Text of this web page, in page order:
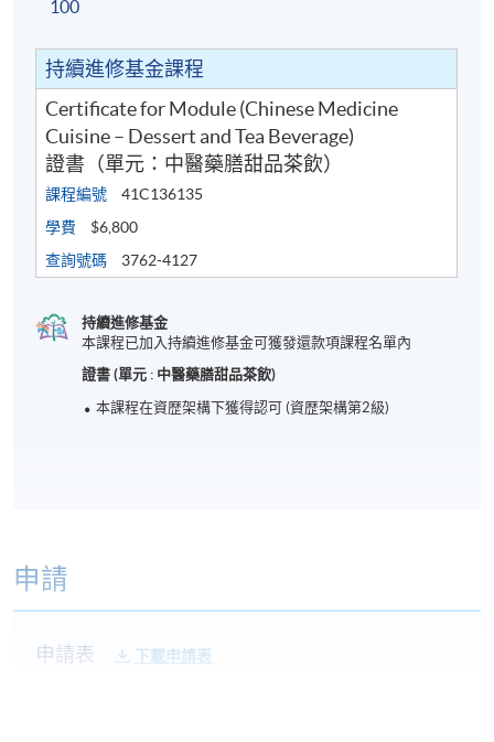
100
持續進修基金課程
Certificate for Module (Chinese Medicine
Cuisine – Dessert and Tea Beverage)
證書（單元：中醫藥膳甜品茶飲）
課程編號
41C136135
學費
$6,800
查詢號碼
3762-4127
持續進修基金
本課程已加入持續進修基金可獲發還款項課程名單內
證書 (單元 : 中醫藥膳甜品茶飲)
本課程在資歴架構下獲得認可 (資歴架構第2級)
申請
申請表 下載申請表